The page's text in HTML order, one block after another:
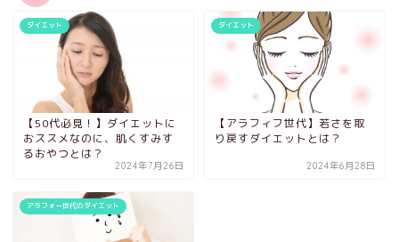
ダイエット
【50代必見！】ダイエットに
おススメなのに、肌くすみす
るおやつとは？
2024年7月26日
ダイエット
【アラフィフ世代】若さを取
り戻すダイエットとは？
2024年6月28日
アラフォー世代のダイエット